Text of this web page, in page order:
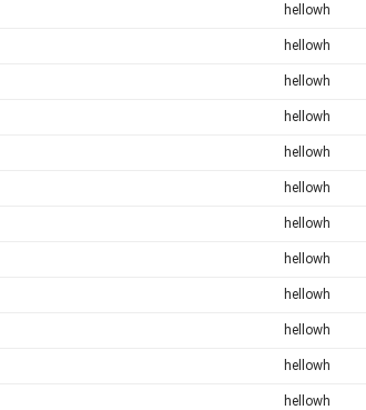
hellowh
hellowh
hellowh
hellowh
hellowh
hellowh
hellowh
hellowh
hellowh
hellowh
hellowh
hellowh